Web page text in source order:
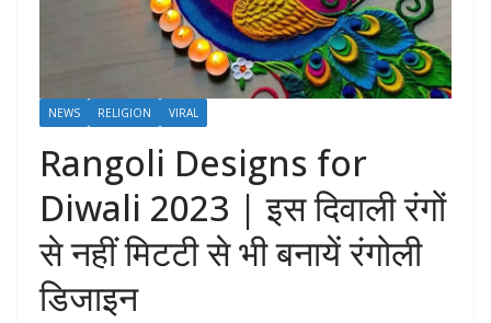
NEWS RELIGION VIRAL
Rangoli Designs for
Diwali 2023 | इस दिवाली रंगों
से नहीं मिटटी से भी बनायें रंगोली
डिजाइन